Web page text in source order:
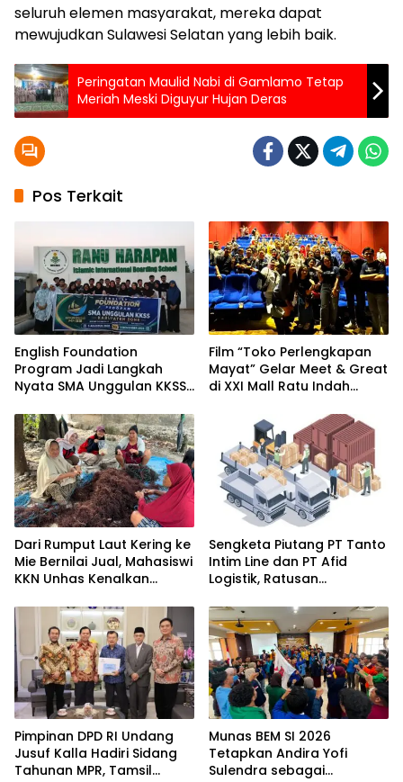
seluruh elemen masyarakat, mereka dapat
mewujudkan Sulawesi Selatan yang lebih baik.
Peringatan Maulid Nabi di Gamlamo Tetap
Meriah Meski Diguyur Hujan Deras
Pos Terkait
English Foundation
Program Jadi Langkah
Nyata SMA Unggulan KKSS
Berdaya Saing Global
Film “Toko Perlengkapan
Mayat” Gelar Meet & Great
di XXI Mall Ratu Indah
Dari Rumput Laut Kering ke
Mie Bernilai Jual, Mahasiswi
KKN Unhas Kenalkan
kepada Petani Desa
Baruga
Sengketa Piutang PT Tanto
Intim Line dan PT Afid
Logistik, Ratusan
Indonesia Timur Ikut
Dirugikan
Pimpinan DPD RI Undang
Jusuf Kalla Hadiri Sidang
Tahunan MPR, Tamsil
Munas BEM SI 2026
Tetapkan Andira Yofi
Sulendra sebagai